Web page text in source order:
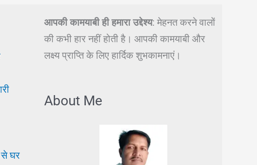
घर
आपकी कामयाबी ही हमारा उद्देश्य: मेहनत करने वालों
की कभी हार नहीं होती है। आपकी कामयाबी और
लक्ष्य प्राप्ति के लिए हार्दिक शुभकामनाएं।
About Me